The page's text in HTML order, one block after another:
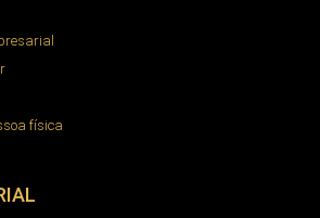
física